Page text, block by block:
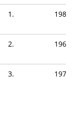
1. 1986
2. 1967
3. 1979